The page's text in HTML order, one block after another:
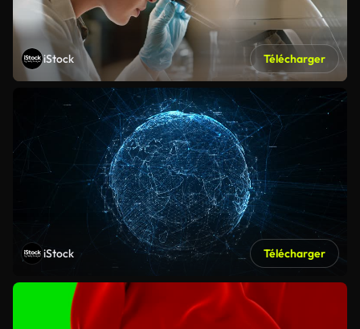
iStock Télécharger
iStock Télécharger